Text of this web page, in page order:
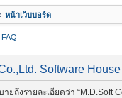
u
r
n
t
)
หน้าเว็บบอร์ด
FAQ
Software
ยถึงรายละเอียดว่า “M.D.Soft